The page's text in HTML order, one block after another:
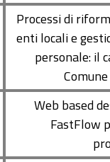
Processi di
enti locali e
personale: il
Web based
FastFlow